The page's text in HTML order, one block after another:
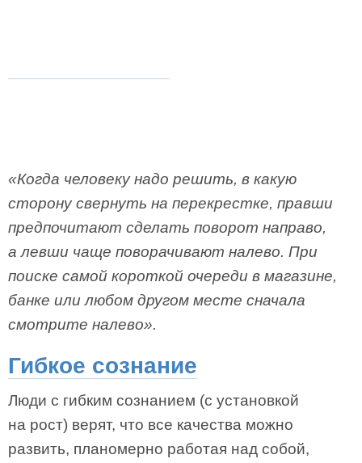
«Когда человеку надо решить, в какую
сторону свернуть на перекрестке, правши
предпочитают сделать поворот направо,
а левши чаще поворачивают налево. При
поиске самой короткой очереди в магазине,
банке или любом другом месте сначала
смотрите налево».
Гибкое сознание
Люди с гибким сознанием (с установкой
на рост) верят, что все качества можно
развить, планомерно работая над собой,